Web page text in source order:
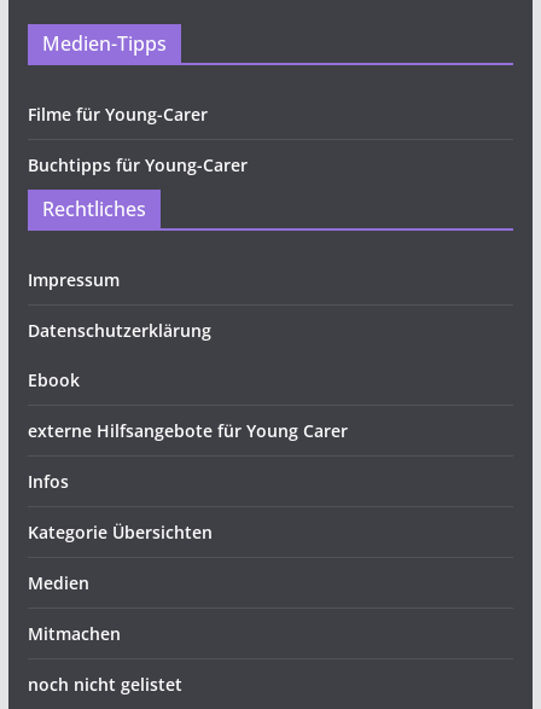
Medien-Tipps
Filme für Young-Carer
Buchtipps für Young-Carer
Rechtliches
Impressum
Datenschutzerklärung
Ebook
externe Hilfsangebote für Young Carer
Infos
Kategorie Übersichten
Medien
Mitmachen
noch nicht gelistet